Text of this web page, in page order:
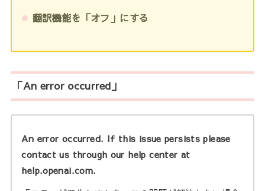
翻訳機能を「オフ」にする
「An error occurred」
An error occurred. If this issue persists please
contact us through our help center at
help.openai.com.